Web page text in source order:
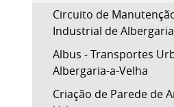
Circuito de
Industrial de
Albus - Transportes
Albergaria-a-Velha
Criação de Parede de